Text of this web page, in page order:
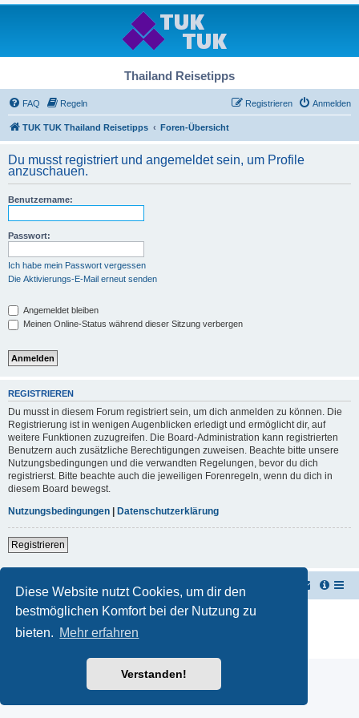
Diese Website nutzt Cookies, um dir den
bestmöglichen Komfort bei der Nutzung zu
bieten. Mehr erfahren
Verstanden!
Thailand Reisetipps
FAQ Regeln Anmelden
Registrieren
TUK TUK Thailand Reisetipps Foren-Übersicht
Du musst registriert und angemeldet sein, um Profile
anzuschauen.
Benutzername:
Passwort:
Ich habe mein Passwort vergessen
Die Aktivierungs-E-Mail erneut senden
Angemeldet bleiben
Meinen Online-Status während dieser Sitzung verbergen
REGISTRIEREN
Du musst in diesem Forum registriert sein, um dich anmelden zu können. Die
Registrierung ist in wenigen Augenblicken erledigt und ermöglicht dir, auf
weitere Funktionen zuzugreifen. Die Board-Administration kann registrierten
Benutzern auch zusätzliche Berechtigungen zuweisen. Beachte bitte unsere
Nutzungsbedingungen und die verwandten Regelungen, bevor du dich
registrierst. Bitte beachte auch die jeweiligen Forenregeln, wenn du dich in
diesem Board bewegst.
Nutzungsbedingungen
Datenschutzerklärung
Registrieren
TUK TUK Thailand Reisetipps Foren-Übersicht
Powered byphpBB ® Forum Software © phpBB Limited
Deutsche Übersetzung durch